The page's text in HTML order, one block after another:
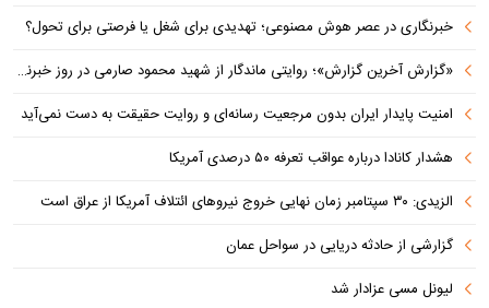
خبرنگاری در عصر هوش مصنوعی؛ تهدیدی برای شغل یا فرصتی برای تحول؟
«گزارش آخرین گزارش»؛ روایتی ماندگار از شهید محمود صارمی در روز خبرنگار
امنیت پایدار ایران بدون مرجعیت رسانه‌ای و روایت حقیقت به دست نمی‌آید
هشدار کانادا درباره عواقب تعرفه ۵۰ درصدی آمریکا
الزیدی: ۳۰ سپتامبر زمان نهایی خروج نیروهای ائتلاف آمریکا از عراق است
گزارشی از حادثه دریایی در سواحل عمان
لیونل مسی عزادار شد